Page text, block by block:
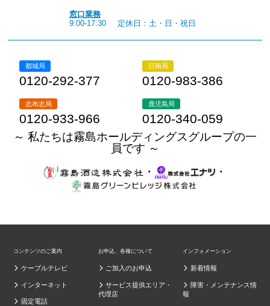
窓口業務
9:00-17:30
定休日：土・日・祝日
都城局
0120-292-377
日南局
0120-983-386
志布志局
0120-933-966
鹿児島局
0120-340-059
～ 私たちは霧島ホールディングスグループの一
員です ～
・
・
コンテンツのご案内
ケーブルテレビ
インターネット
固定電話
お申込、各種について
ご加入のお申込
サービス提供エリア・
代理店
インフォメーション
新着情報
障害・メンテナンス情
報